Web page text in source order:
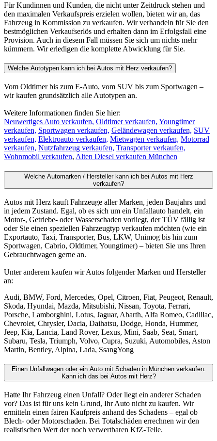
Für Kundinnen und Kunden, die nicht unter Zeitdruck stehen und
den maximalen Verkaufspreis erzielen wollen, bieten wir an, das
Fahrzeug in Kommission zu verkaufen. Wir verhandeln für Sie den
bestmöglichen Verkaufserlös und erhalten dann im Erfolgsfall eine
Provision. Auch in diesem Fall müssen Sie sich um nichts mehr
kümmern. Wir erledigen die komplette Abwicklung für Sie.
Welche Autotypen kann ich bei Autos mit Herz verkaufen?
Vom Oldtimer bis zum E-Auto, vom SUV bis zum Sportwagen –
wir kaufen grundsätzlich alle Autotypen an.
Weitere Informationen finden Sie hier:
Neuwertiges Auto verkaufen, Oldtimer verkaufen, Youngtimer
verkaufen, Sportwagen verkaufen, Geländewagen verkaufen, SUV
verkaufen, Elektroauto verkaufen, Mietwagen verkaufen, Motorrad
verkaufen, Nutzfahrzeug verkaufen, Transporter verkaufen,
Wohnmobil verkaufen, Alten Diesel verkaufen München
Welche Automarken / Hersteller kann ich bei Autos mit Herz
verkaufen?
Autos mit Herz kauft Fahrzeuge aller Marken, jeden Baujahrs und
in jedem Zustand. Egal, ob es sich um ein Unfallauto handelt, ein
Motor-, Getriebe- oder Wasserschaden vorliegt, der TÜV fällig ist
oder Sie einen speziellen Fahrzeugtyp verkaufen möchten (wie ein
Exportauto, Taxi, Transporter, Bus, LKW, Unimog bis hin zum
Sportwagen, Cabrio, Oldtimer, Youngtimer) – bieten Sie uns Ihren
Gebrauchtwagen gerne an.
Unter anderem kaufen wir Autos folgender Marken und Hersteller
an:
Audi, BMW, Ford, Mercedes, Opel, Citroen, Fiat, Peugeot, Renault,
Skoda, Hyundai, Mazda, Mitsubishi, Nissan, Toyota, Ferrari,
Porsche, Lamborghini, Lotus, Jaguar, Abarth, Alfa Romeo, Cadillac,
Chevrolet, Chrysler, Dacia, Daihatsu, Dodge, Honda, Hummer,
Jeep, Kia, Lancia, Land Rover, Lexus, Mini, Saab, Seat, Smart,
Subaru, Tesla, Triumph, Volvo, Cupra, Suzuki, Automobiles, Aston
Martin, Bentley, Alpina, Lada, SsangYong
Einen Unfallwagen oder ein Auto mit Schaden in München verkaufen.
Kann ich das bei Autos mit Herz?
Hatte Ihr Fahrzeug einen Unfall? Oder liegt ein anderer Schaden
vor? Das ist für uns kein Grund, Ihr Auto nicht zu kaufen. Wir
ermitteln einen fairen Kaufpreis anhand des Schadens – egal ob
Blech- oder Motorschaden. Bei Totalschäden errechnen wir den
realistischen Wert der noch verwertbaren KfZ-Teile.